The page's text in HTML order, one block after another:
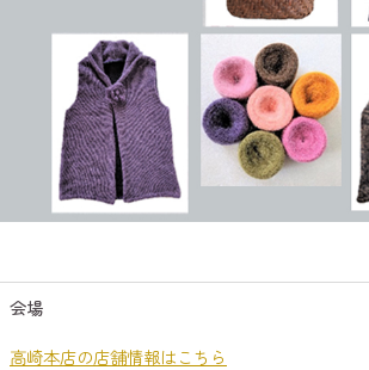
会場
高崎本店の店舗情報はこちら